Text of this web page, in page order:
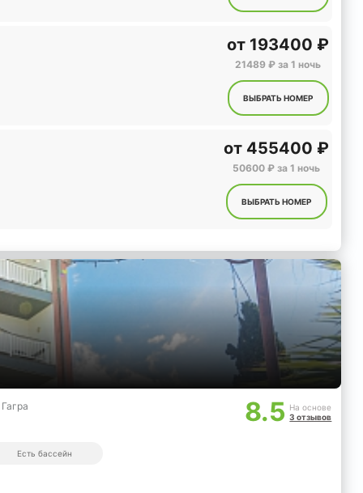
от 193400 ₽
21489 ₽ за 1 ночь
ВЫБРАТЬ НОМЕР
от 455400 ₽
50600 ₽ за 1 ночь
ВЫБРАТЬ НОМЕР
8.5 На основе
3 отзывов
Есть бассейн